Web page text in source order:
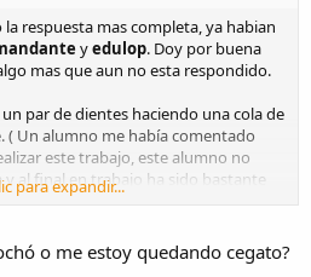
la respuesta mas completa, ya habian
yedulop. Doy por buena
mas que aun no esta respondido.
par de dientes haciendo una cola de
( Un alumno me había comentado
este trabajo, este alumno no
y al final en trabajo ha sido bastante
un sabado con el alumno y le
como utilizarlas.
para expandir...
o me estoy quedando cegato?